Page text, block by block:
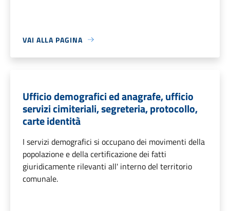
VAI ALLA PAGINA
Ufficio demografici ed anagrafe, ufficio
servizi cimiteriali, segreteria, protocollo,
carte identità
I servizi demografici si occupano dei movimenti della
popolazione e della certificazione dei fatti
giuridicamente rilevanti all' interno del territorio
comunale.